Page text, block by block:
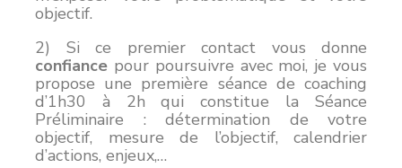
objectif.
2) Si ce premier contact vous donne
confiance pour poursuivre avec moi, je vous
propose une première séance de coaching
d’1h30 à 2h qui constitue la Séance
Préliminaire : détermination de votre
objectif, mesure de l’objectif, calendrier
d’actions, enjeux,…